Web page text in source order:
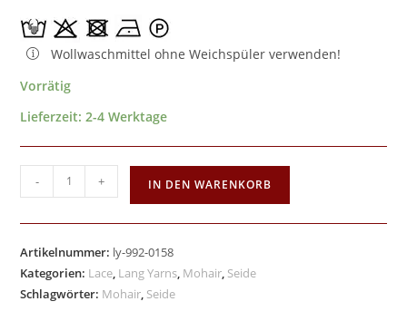
Wollwaschmittel ohne Weichspüler verwenden!
Vorrätig
Lieferzeit:2-4 Werktage
- + IN DEN WARENKORB
Artikelnummer: ly-992-0158
Kategorien: Lace Lang Yarns Mohair Seide
Schlagwörter: Mohair Seide